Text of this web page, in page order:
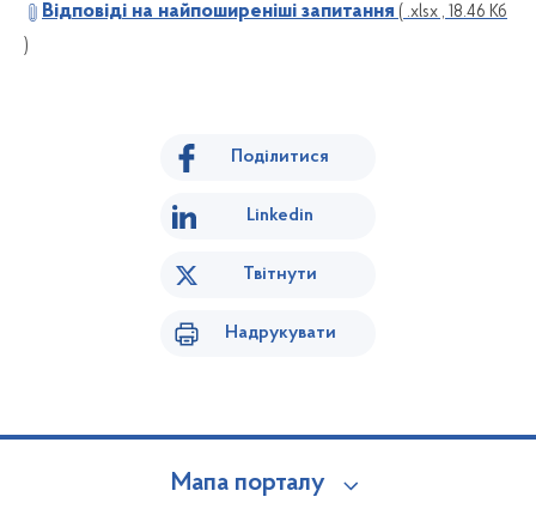
Відповіді на найпоширеніші запитання ( .xlsx , 18.46 Кб
)
Поділитися
Linkedin
Твітнути
Надрукувати
Мапа порталу